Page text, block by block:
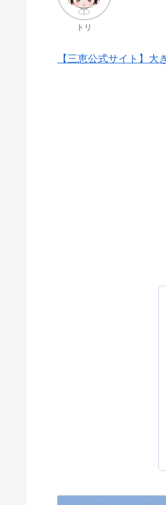
トリ
【三恵公式サイト】